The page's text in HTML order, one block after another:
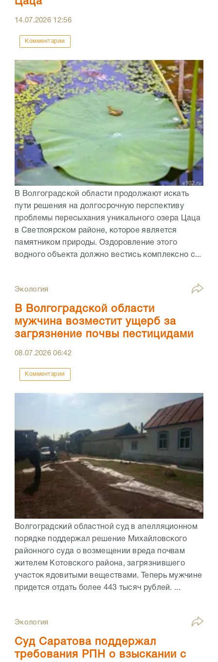
14.07.2026 12:56
Комментарии
В Волгоградской области продолжают искать
пути решения на долгосрочную перспективу
проблемы пересыхания уникального озера Цаца
в Светлоярском районе, которое является
памятником природы. Оздоровление этого
водного объекта должно вестись комплексно с...
Экология
В Волгоградской области
мужчина возместит ущерб за
загрязнение почвы пестицидами
08.07.202606:42
Комментарии
Волгоградский областной суд в апелляционном
порядке поддержал решение Михайловского
районного суда о возмещении вреда почвам
жителем Котовского района, загрязнившего
участок ядовитыми веществами. Теперь мужчине
придется отдать более 443 тысяч рублей. ...
Экология
Суд Саратова поддержал
требования РПН о взыскании с